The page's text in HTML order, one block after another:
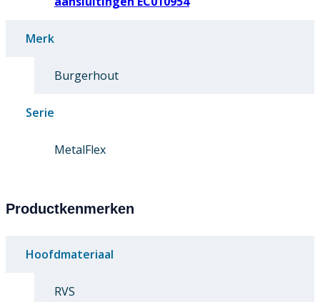
Merk
Burgerhout
Serie
MetalFlex
Productkenmerken
Hoofdmateriaal
RVS